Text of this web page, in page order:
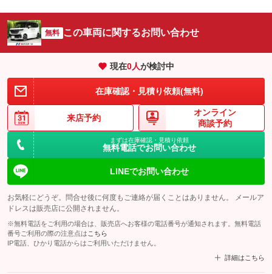
無料 この車両に関するお問い合わせ
現在0人が検討中
在庫確認・見積り依頼(無料)
来店予約
オンライン
商談予約
まずは在庫確認・見積り依頼
無料電話でお問い合わせ
LINEでお問い合わせ
お気軽にどうぞ。問合せ後に何度もご連絡が届くことはありません。 メールア
ドレスは販売店に公開されません。
※無料電話をご利用の場合は、販売店へお客様の電話番号が通知されます。無料電話
番号ご利用の際の注意点は こちら
IP電話、ひかり電話からはご利用いただけません。
詳細はこちら